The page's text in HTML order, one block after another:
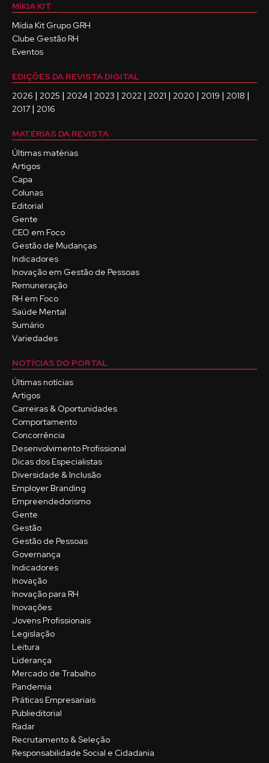
MÍKIA KIT
Mídia Kit Grupo GRH
Clube Gestão RH
Eventos
EDIÇÕES DA REVISTA DIGITAL
2026 | 2025 | 2024 | 2023 | 2022 | 2021 | 2020 | 2019 | 2018 |
2017 | 2016
MATÉRIAS DA REVISTA
Últimas matérias
Artigos
Capa
Colunas
Editorial
Gente
CEO em Foco
Gestão de Mudanças
Indicadores
Inovação em Gestão de Pessoas
Remuneração
RH em Foco
Saúde Mental
Sumário
Variedades
NOTÍCIAS DO PORTAL
Últimas notícias
Artigos
Carreiras & Oportunidades
Comportamento
Concorrência
Desenvolvimento Profissional
Dicas dos Especialistas
Diversidade & Inclusão
Employer Branding
Empreendedorismo
Gente
Gestão
Gestão de Pessoas
Governança
Indicadores
Inovação
Inovação para RH
Inovações
Jovens Profissionais
Legislação
Leitura
Liderança
Mercado de Trabalho
Pandemia
Práticas Empresariais
Publieditorial
Radar
Recrutamento & Seleção
Responsabilidade Social e Cidadania